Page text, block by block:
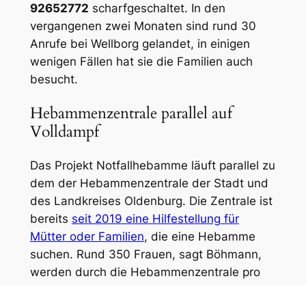
92652772 scharfgeschaltet. In den
vergangenen zwei Monaten sind rund 30
Anrufe bei Wellborg gelandet, in einigen
wenigen Fällen hat sie die Familien auch
besucht.
Hebammenzentrale parallel auf
Volldampf
Das Projekt Notfallhebamme läuft parallel zu
dem der Hebammenzentrale der Stadt und
des Landkreises Oldenburg. Die Zentrale ist
bereits seit 2019 eine Hilfestellung für
Mütter oder Familien, die eine Hebamme
suchen. Rund 350 Frauen, sagt Böhmann,
werden durch die Hebammenzentrale pro